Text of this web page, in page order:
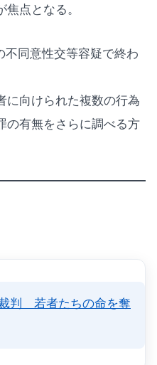
点となる。
同意性交等容疑で終わ
に向けられた複数の行為
の有無をさらに調べる方
判 若者たちの命を奪